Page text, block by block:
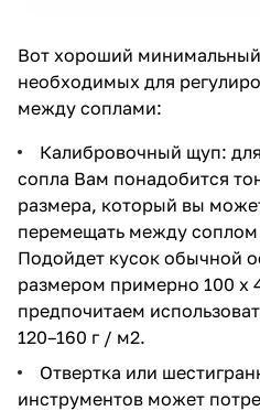
Вот хороший
необходимых для
между соплами:
Калибровочный щуп:
сопла Вам понадобится
размера, который вы
перемещать между
Подойдет кусок обычной
размером примерно 100
предпочитаем
120–160 г / м2.
Отвертка или
инструментов может